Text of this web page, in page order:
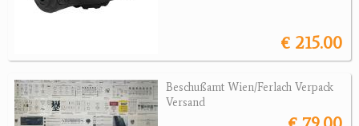
Reviereinrichtungen
€ 215.00
Beschußamt Wien/Ferlach Verpack
Versand